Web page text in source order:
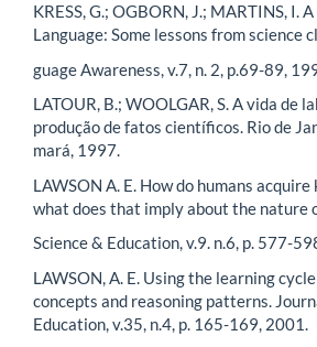
KRESS, G.; OGBORN, J.; MARTINS, I.
Language: Some lessons from science
guage Awareness, v.7, n. 2, p.69-89,
LATOUR, B.; WOOLGAR, S. A vida de
produção de fatos científicos. Rio de
mará, 1997.
LAWSON A. E. How do humans
what does that imply about the nature
Science & Education, v.9. n.6, p. 577-
LAWSON, A. E. Using the learning
concepts and reasoning patterns.
Education, v.35, n.4, p. 165-169, 2001.